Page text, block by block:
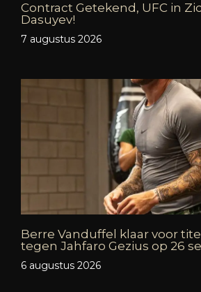
Contract Getekend, UFC in
Dasuyev!
7 augustus 2026
Berre Vanduffel klaar voor
tegen Jahfaro Gezius op 26
6 augustus 2026